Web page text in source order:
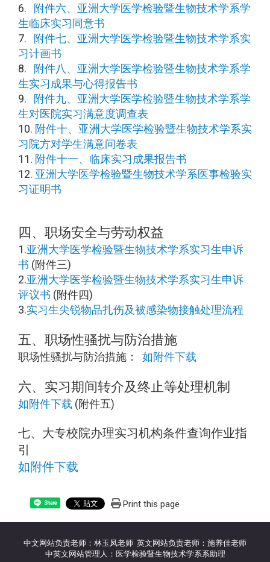
6. 附件六、亚洲大学医学检验暨生物技术学系学
生临床实习同意书
7. 附件七、亚洲大学医学检验暨生物技术学系实
习计画书
8. 附件八、亚洲大学医学检验暨生物技术学系学
生实习成果与心得报告书
9. 附件九、亚洲大学医学检验暨生物技术学系学
生对医院实习满意度调查表
10. 附件十、亚洲大学医学检验暨生物技术学系实
习院方对学生满意问卷表
11. 附件十一、临床实习成果报告书
12. 亚洲大学医学检验暨生物技术学系医事检验实
习证明书
四、职场安全与劳动权益
1.亚洲大学医学检验暨生物技术学系实习生申诉
书 (附件三)
2.亚洲大学医学检验暨生物技术学系实习生申诉
评议书 (附件四)
3.实习生尖锐物品扎伤及被感染物接触处理流程
五、职场性骚扰与防治措施
职场性骚扰与防治措施： 如附件下载
六、实习期间转介及终止等处理机制
如附件下载 (附件五)
七、大专校院办理实习机构条件查询作业指
引
如附件下载
Share Print this page
中文网站负责老师：林玉凤老师 英文网站负责老师：施养佳老师
中英文网站管理人：医学检验暨生物技术学系系助理